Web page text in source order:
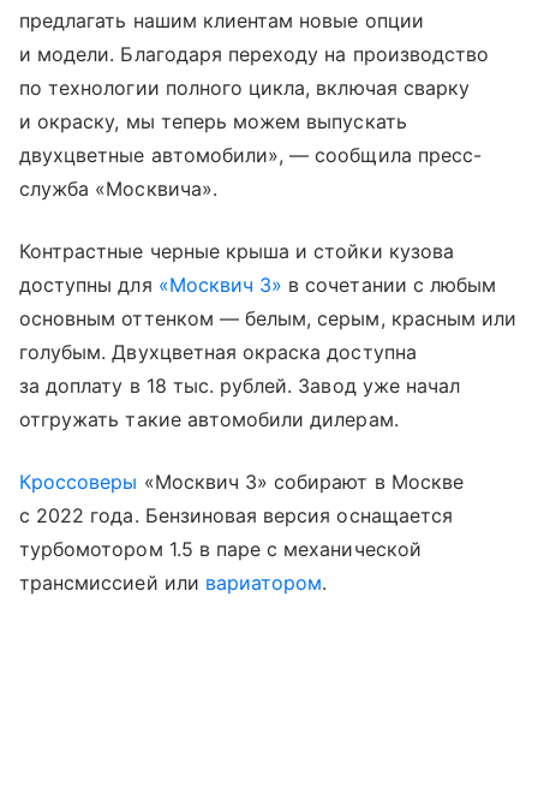
предлагать нашим клиентам новые опции
и модели. Благодаря переходу на производство
по технологии полного цикла, включая сварку
и окраску, мы теперь можем выпускать
двухцветные автомобили», — сообщила пресс-
служба «Москвича».
Контрастные черные крыша и стойки кузова
доступны для «Москвич 3» в сочетании с любым
основным оттенком — белым, серым, красным или
голубым. Двухцветная окраска доступна
за доплату в 18 тыс. рублей. Завод уже начал
отгружать такие автомобили дилерам.
Кроссоверы «Москвич 3» собирают в Москве
с 2022 года. Бензиновая версия оснащается
турбомотором 1.5 в паре с механической
трансмиссией или вариатором.